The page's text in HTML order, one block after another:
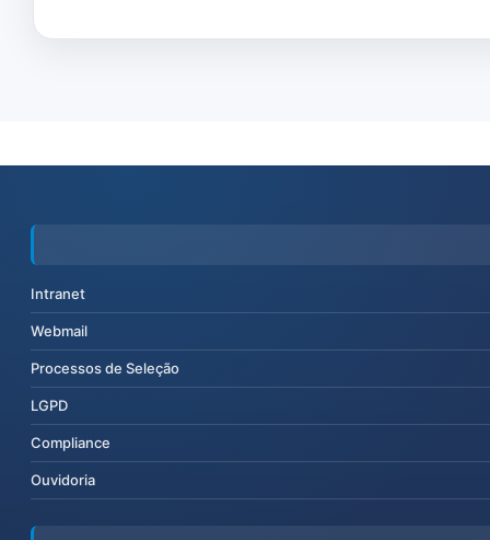
Intranet
Webmail
Processos de Seleção
LGPD
Compliance
Ouvidoria